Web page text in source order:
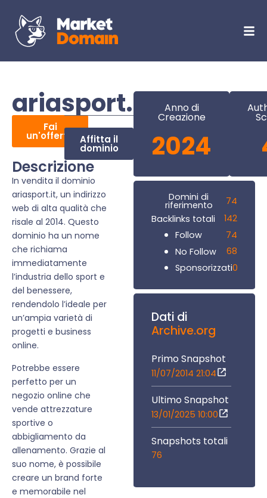
ariasport.it
Fai
un'offerta Affitta il
dominio
Descrizione
In vendita il dominio
ariasport.it, un indirizzo
web di alta qualità che
risale al 2014. Questo
dominio ha un nome
che richiama
immediatamente
l’industria dello sport e
del benessere,
rendendolo l’ideale per
un’ampia varietà di
progetti e business
online.
Potrebbe essere
perfetto per un
negozio online che
vende attrezzature
sportive o
abbigliamento da
allenamento. Grazie al
suo nome, è possibile
creare un brand forte
e memorabile nel
Anno di
Creazione
2024
Domini di
riferimento
74
Backlinks totali
142
Follow
74
No Follow
68
Sponsorizzati0
Dati di
Archive.org
Primo Snapshot
11/07/2014 21:04
Ultimo Snapshot
13/01/2025 10:00
Snapshots totali
76